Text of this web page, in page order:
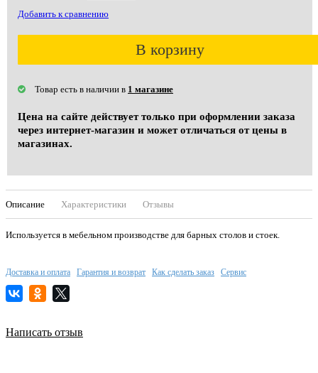
Добавить к сравнению
В корзину
Товар есть в наличии в 1 магазине
Цена на сайте действует только при оформлении заказа
через интернет-магазин и может отличаться от цены в
магазинах.
Описание Характеристики Отзывы
Используется в мебельном производстве для барных столов и стоек.
Доставка и оплата Гарантия и возврат Как сделать заказ Сервис
Написать отзыв